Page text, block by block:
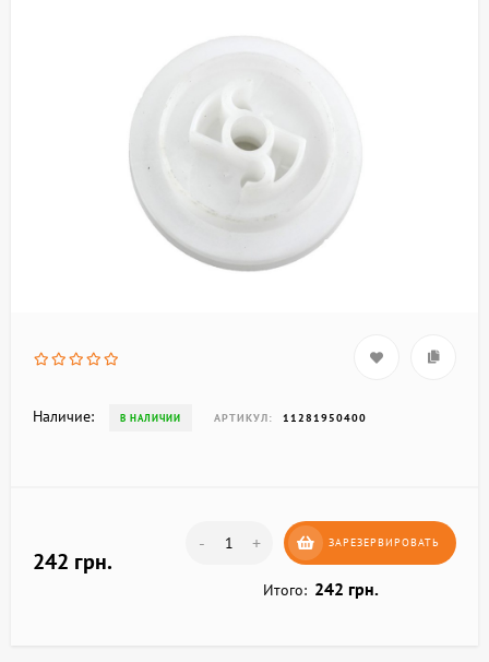
Наличие: В НАЛИЧИИ АРТИКУЛ: 11281950400
242 грн.
- + ЗАРЕЗЕРВИРОВАТЬ
Итого: 242 грн.